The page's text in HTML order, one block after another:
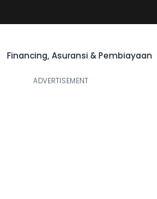
Financing, Asuransi & Pembiayaan